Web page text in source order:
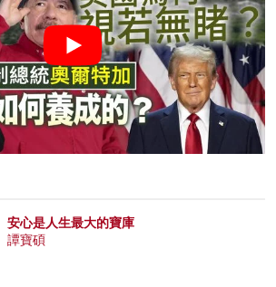
安心是人生最大的寶庫
譚寶碩